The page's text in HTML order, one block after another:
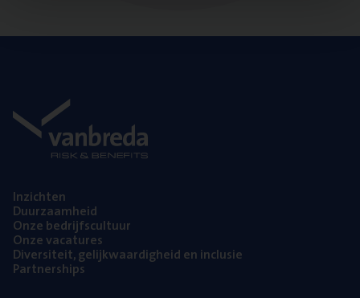
Inzich­ten
Duur­zaam­heid
Onze bedrijfs­cul­tuur
Onze vaca­tu­res
Diver­si­teit, gelijk­waar­dig­heid en inclusie
Part­ner­ships